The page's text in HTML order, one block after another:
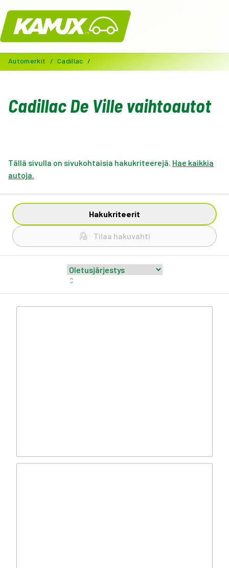
Kamux
Automerkit / Cadillac /
Cadillac De Ville vaihtoautot
Tällä sivulla on sivukohtaisia hakukriteerejä. Hae kaikkia
autoja.
Hakukriteerit
Tilaa hakuvahti